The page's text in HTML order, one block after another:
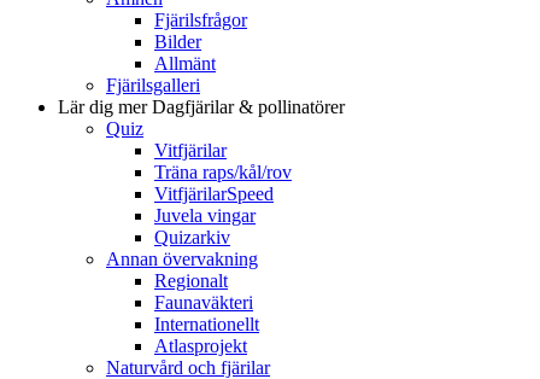
Fjärilsfrågor
Bilder
Allmänt
Fjärilsgalleri
Lär dig merDagfjärilar & pollinatörer
Quiz
Vitfjärilar
Träna raps/kål/rov
VitfjärilarSpeed
Juvela vingar
Quizarkiv
Annan övervakning
Regionalt
Faunaväkteri
Internationellt
Atlasprojekt
Naturvård och fjärilar